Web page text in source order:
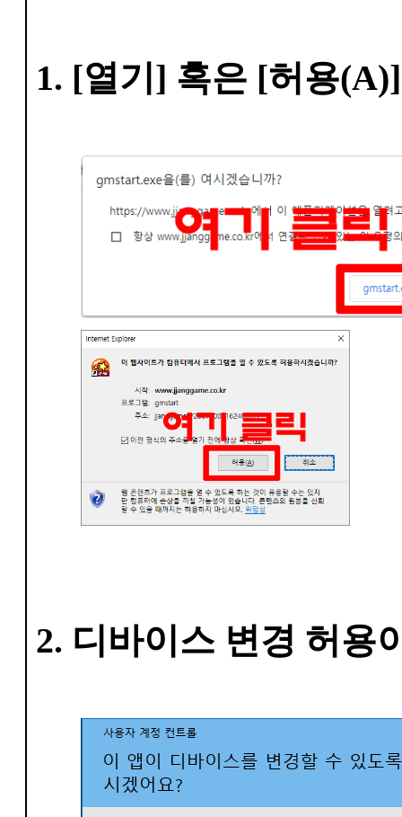
1. [열기] 혹은 [허용
2. 디바이스 변경 허용